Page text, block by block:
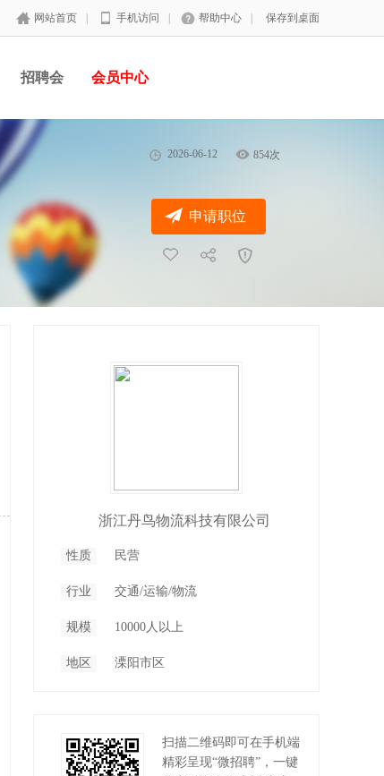
网站首页 手机访问 帮助中心 保存到桌面
招聘会 会员中心
2026-06-12 854次
申请职位
浙江丹鸟物流科技有限公司
性质 民营
行业 交通/运输/物流
规模 10000人以上
地区 溧阳市区
扫描二维码即可在手机端
精彩呈现“微招聘”，一键